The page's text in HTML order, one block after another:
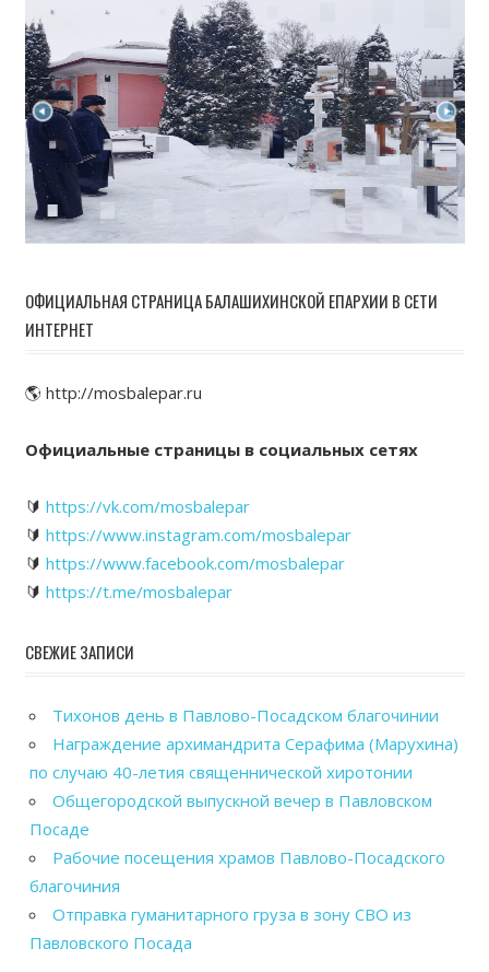
ОФИЦИАЛЬНАЯ СТРАНИЦА БАЛАШИХИНСКОЙ ЕПАРХИИ В СЕТИ
ИНТЕРНЕТ
🌎 http://mosbalepar.ru
Официальные страницы в социальных сетях
🔰 https://vk.com/mosbalepar
🔰 https://www.instagram.com/mosbalepar
🔰 https://www.facebook.com/mosbalepar
🔰 https://t.me/mosbalepar
СВЕЖИЕ ЗАПИСИ
Тихонов день в Павлово-Посадском благочинии
Награждение архимандрита Серафима (Марухина)
по случаю 40-летия священнической хиротонии
Общегородской выпускной вечер в Павловском
Посаде
Рабочие посещения храмов Павлово-Посадского
благочиния
Отправка гуманитарного груза в зону СВО из
Павловского Посада